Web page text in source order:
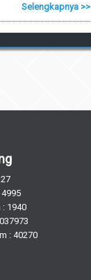
Selengkapnya >>
4995
: 1940
: 40270